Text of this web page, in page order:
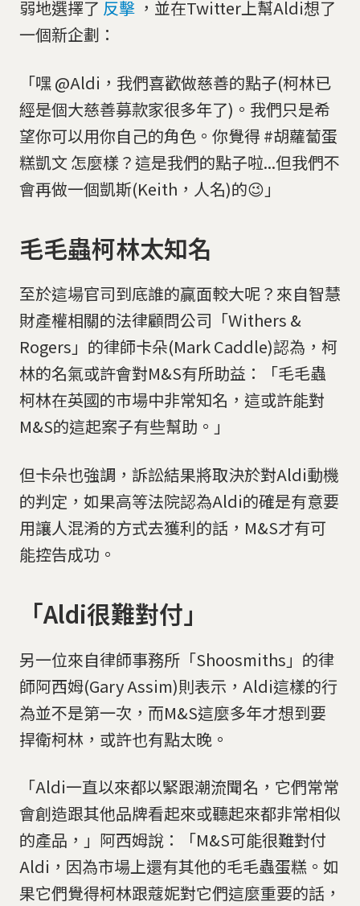
弱地選擇了 反擊 ，並在Twitter上幫Aldi想了
一個新企劃：
「嘿 @Aldi，我們喜歡做慈善的點子(柯林已
經是個大慈善募款家很多年了)。我們只是希
望你可以用你自己的角色。你覺得 #胡蘿蔔蛋
糕凱文 怎麼樣？這是我們的點子啦...但我們不
會再做一個凱斯(Keith，人名)的😉」
毛毛蟲柯林太知名
至於這場官司到底誰的贏面較大呢？來自智慧
財產權相關的法律顧問公司「Withers &
Rogers」的律師卡朵(Mark Caddle)認為，柯
林的名氣或許會對M&S有所助益：「毛毛蟲
柯林在英國的市場中非常知名，這或許能對
M&S的這起案子有些幫助。」
但卡朵也強調，訴訟結果將取決於對Aldi動機
的判定，如果高等法院認為Aldi的確是有意要
用讓人混淆的方式去獲利的話，M&S才有可
能控告成功。
「Aldi很難對付」
另一位來自律師事務所「Shoosmiths」的律
師阿西姆(Gary Assim)則表示，Aldi這樣的行
為並不是第一次，而M&S這麼多年才想到要
捍衛柯林，或許也有點太晚。
「Aldi一直以來都以緊跟潮流聞名，它們常常
會創造跟其他品牌看起來或聽起來都非常相似
的產品，」阿西姆說：「M&S可能很難對付
Aldi，因為市場上還有其他的毛毛蟲蛋糕。如
果它們覺得柯林跟蔻妮對它們這麼重要的話，